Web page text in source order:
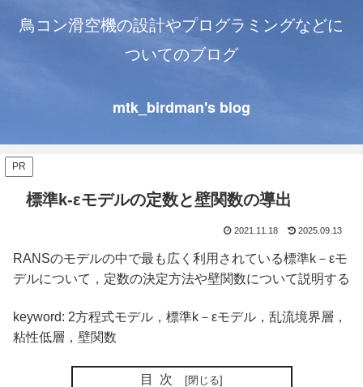
鳥コン滑空機の設計やプログラミングなどに
ついてのブログ
mtk_birdman's blog
PR
標準k-εモデルの定数と壁関数の導出
2021.11.18 2025.09.13
RANSのモデルの中で最も広く利用されている標準k－εモ
デルについて，定数の決定方法や壁関数について説明する
keyword: 2方程式モデル，標準k－εモデル，乱流境界層，
粘性低層，壁関数
目次